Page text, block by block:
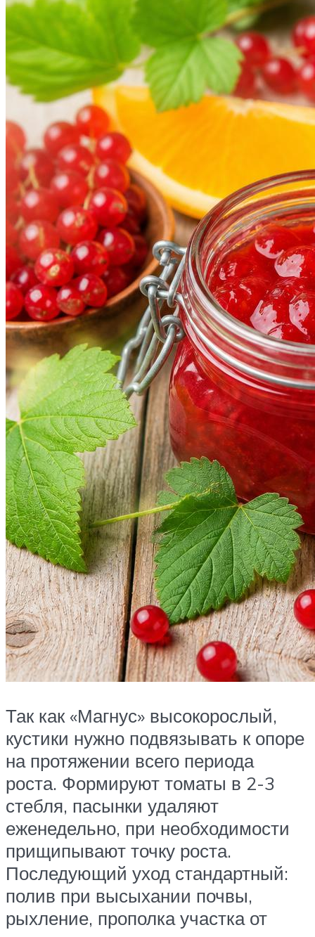
Так как «Магнус» высокорослый,
кустики нужно подвязывать к опоре
на протяжении всего периода
роста. Формируют томаты в 2-3
стебля, пасынки удаляют
еженедельно, при необходимости
прищипывают точку роста.
Последующий уход стандартный:
полив при высыхании почвы,
рыхление, прополка участка от